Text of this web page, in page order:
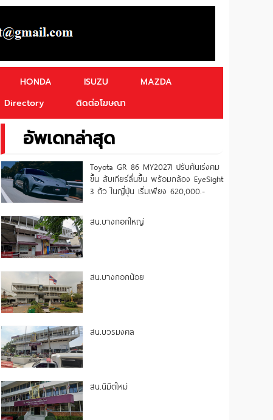
HONDA ISUZU
MAZDA
Directory ติดต่อโฆษณา
อัพเดทล่าสุด
Toyota GR 86 MY2027! ปรับคันเร่งคม
ขึ้น สับเกียร์ลื่นขึ้น พร้อมกล้อง EyeSight
3 ตัว ในญี่ปุ่น เริ่มเพียง 620,000.-
สน.บางกอกใหญ่
สน.บางกอกน้อย
สน.บวรมงคล
สน.นิมิตใหม่